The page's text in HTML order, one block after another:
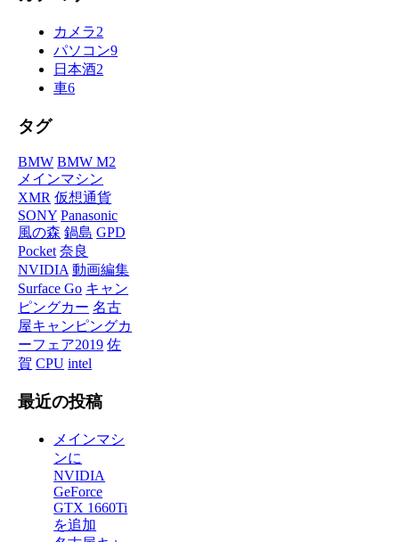
カメラ2
パソコン9
日本酒2
車6
タグ
BMW BMW M2
メインマシン
XMR 仮想通貨
SONY Panasonic
風の森 鍋島 GPD
Pocket 奈良
NVIDIA 動画編集
Surface Go キャン
ピングカー 名古
屋キャンピングカ
ーフェア2019 佐
賀 CPU intel
最近の投稿
メインマシ
ンに
NVIDIA
GeForce
GTX 1660Ti
を追加